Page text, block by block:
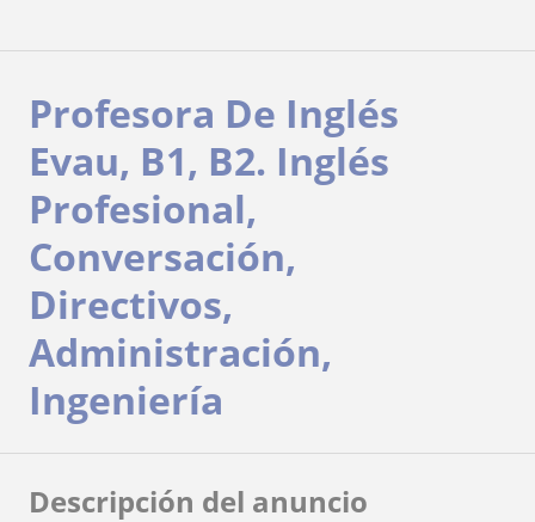
Profesora De Inglés
Evau, B1, B2. Inglés
Profesional,
Conversación,
Directivos,
Administración,
Ingeniería
Descripción del anuncio